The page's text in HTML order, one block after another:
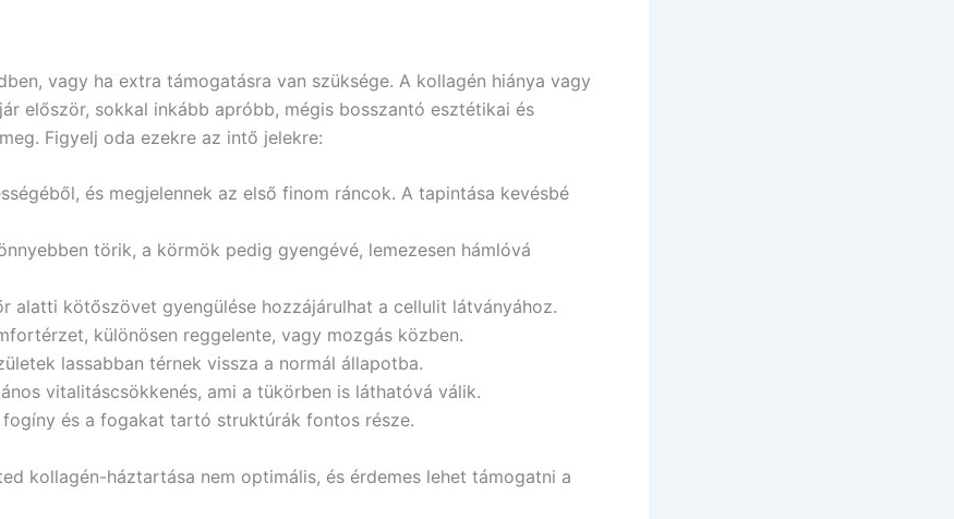
vagy ha extra támogatásra van szüksége. A kollagén hiánya vagy
először, sokkal inkább apróbb, mégis bosszantó esztétikai és
Figyelj oda ezekre az intő jelekre:
és megjelennek az első finom ráncok. A tapintása kevésbé
törik, a körmök pedig gyengévé, lemezesen hámlóvá
alatti kötőszövet gyengülése hozzájárulhat a cellulit látványához.
különösen reggelente, vagy mozgás közben.
lassabban térnek vissza a normál állapotba.
vitalitáscsökkenés, ami a tükörben is láthatóvá válik.
és a fogakat tartó struktúrák fontos része.
kollagén-háztartása nem optimális, és érdemes lehet támogatni a